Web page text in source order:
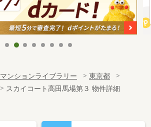
マンションライブラリー
東京都
スカイコート高田馬場第３ 物件詳細